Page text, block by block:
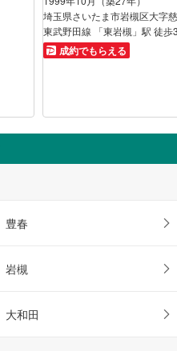
埼玉県さいたま市岩槻区大字
東武野田線 「東岩槻」駅 徒歩
成約でもらえる
豊春
岩槻
大和田